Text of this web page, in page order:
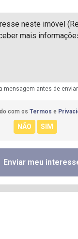
mensagem antes de enviar.
com os Termos e
Enviar meu